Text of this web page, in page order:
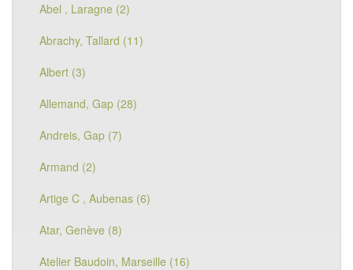
Abel , Laragne (2)
Abrachy, Tallard (11)
Albert (3)
Allemand, Gap (28)
Andreis, Gap (7)
Armand (2)
Artige C , Aubenas (6)
Atar, Genève (8)
Atelier Baudoin, Marseille (16)